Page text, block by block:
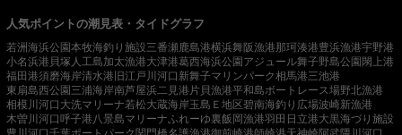
人気ポイントの潮見表・タイドグラフ
若洲海浜公園本牧海釣り施設三番瀬 鹿島港横浜舞阪漁港那珂湊港豊浜漁港宇野港
小名浜港 貝塚人工島加太漁港大津港葛西海浜公園アジュール舞子野島公園閖上港
福田港須磨海岸清水港 旧江戸川河口 新舞子マリンパーク相馬港三池港
東扇島西公園三浦海岸南芦屋浜二見港 片貝漁港平和島ボートレース場野北漁港
相模川河口 大洗マリーナ若松大蔵海岸玉島Ｅ地区碧南海釣り広場波崎新漁港
木曽川河口呼子港 八景島マリーナふれーゆ裏飯岡漁港羽田 日立港大黒海づり施設